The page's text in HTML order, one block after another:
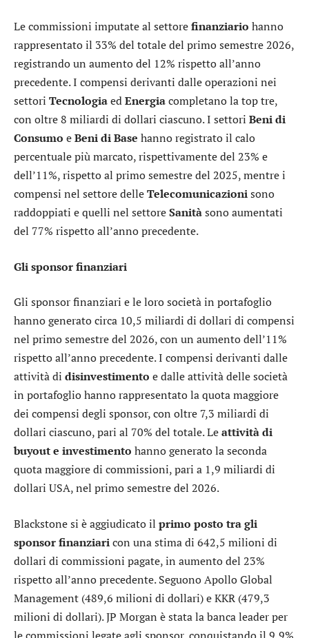
Le commissioni imputate al settorefinanziario hanno
rappresentato il 33% del totale del primo semestre 2026,
registrando un aumento del 12% rispetto all’anno
precedente. I compensi derivanti dalle operazioni nei
settori TecnologiaedEnergiacompletano la top tre,
con oltre 8 miliardi di dollari ciascuno. I settori Beni di
Consumo eBeni di Base hanno registrato il calo
percentuale più marcato, rispettivamente del 23% e
dell’11%, rispetto al primo semestre del 2025, mentre i
compensi nel settore delleTelecomunicazionisono
raddoppiati e quelli nel settoreSanitàsono aumentati
del 77% rispetto all’anno precedente.
Gli sponsor finanziari
Gli sponsor finanziari e le loro società in portafoglio
hanno generato circa 10,5 miliardi di dollari di compensi
nel primo semestre del 2026, con un aumento dell’11%
rispetto all’anno precedente. I compensi derivanti dalle
attività di disinvestimento e dalle attività delle società
in portafoglio hanno rappresentato la quota maggiore
dei compensi degli sponsor, con oltre 7,3 miliardi di
dollari ciascuno, pari al 70% del totale. Leattività di
buyout e investimento hanno generato la seconda
quota maggiore di commissioni, pari a 1,9 miliardi di
dollari USA, nel primo semestre del 2026.
Blackstonesi è aggiudicato il primo posto tra gli
sponsor finanziaricon una stima di 642,5 milioni di
dollari di commissioni pagate, in aumento del 23%
rispetto all’anno precedente. SeguonoApollo Global
Management (489,6 milioni di dollari) eKKR (479,3
milioni di dollari).JP Morgan è stata la banca leader per